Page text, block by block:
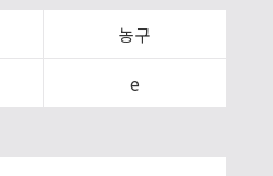
농구
e